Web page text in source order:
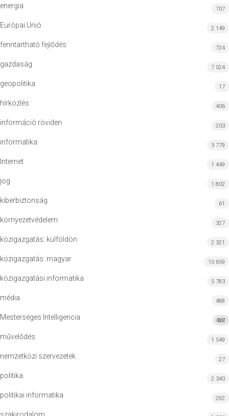
energia 707
Európai Unió 2 149
fenntartható fejlődés 724
gazdaság 7 024
geopolitika 17
hírközlés 406
információ röviden 203
informatika 3 779
Internet 1 449
jog 1 802
kiberbiztonság 61
környezetvédelem 327
közigazgatás: külföldön 2 321
közigazgatás: magyar 10 659
közigazgatási informatika 5 783
média 488
Mesterséges Intelligencia MI
427
művelődés 1 549
nemzetközi szervezetek 27
politika 2 340
politikai informatika 292